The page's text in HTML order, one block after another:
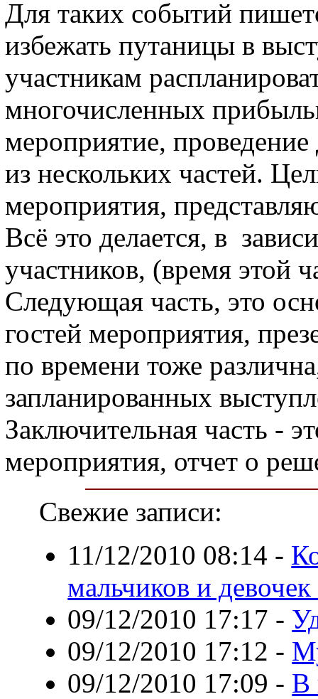
Для таких событий
избежать путаницы в
участникам
многочисленных
мероприятие,
из нескольких частей.
мероприятия,
Всё это делается, в
участников, (время этой
Следующая часть, это
гостей мероприятия,
по времени тоже
запланированных
Заключительная часть -
мероприятия, отчет о
Свежие записи:
11/12/2010 08:14 -
мальчиков и
09/12/2010 17:17 -
09/12/2010 17:12 -
09/12/2010 17:09 - В